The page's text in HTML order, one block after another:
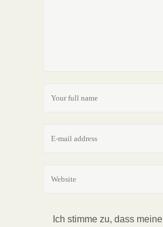
Ich stimme zu, dass meine